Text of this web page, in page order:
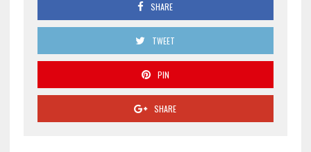
SHARE
TWEET
PIN
SHARE